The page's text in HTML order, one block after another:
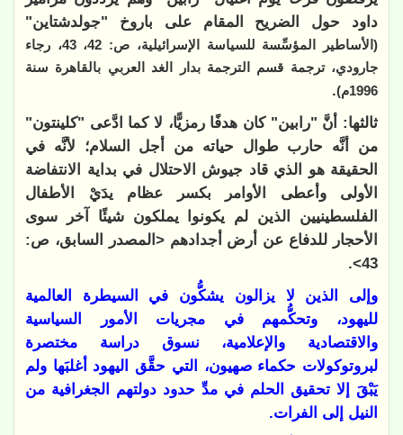
داود حول الضريح المقام على باروخ "جولدشتاين"
(الأساطير المؤسِّسة للسياسة الإسرائيلية، ص: 42، 43، رجاء
جارودي، ترجمة قسم الترجمة بدار الغد العربي بالقاهرة سنة
1996م)
.
ثالثها: أنَّ "رابين" كان هدفًا رمزيًّا، لا كما ادَّعى "كلينتون"
من أنَّه حارب طوال حياته من أجل السلام؛ لأنَّه في
الحقيقة هو الذي قاد جيوش الاحتلال في بداية الانتفاضة
الأولى وأعطى الأوامر بكسر عظام يدَيْ الأطفال
الفلسطينيين الذين لم يكونوا يملكون شيئًا آخر سوى
الأحجار للدفاع عن أرض أجدادهم <المصدر السابق، ص:
43>.
وإلى الذين لا يزالون يشكُّون في السيطرة العالمية
لليهود، وتحكُّمهم في مجريات الأمور السياسية
والاقتصادية والإعلامية، نسوق دراسة مختصرة
لبروتوكولات حكماء صهيون، التي حقَّق اليهود أغلبَها ولم
يَبْقَ إلا تحقيق الحلم في مدِّ حدود دولتهم الجغرافية من
النيل إلى الفرات.